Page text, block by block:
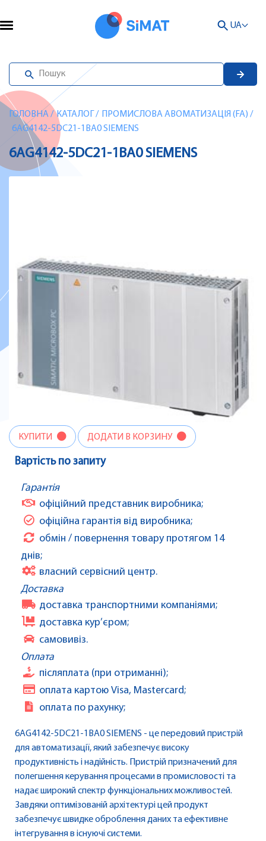
UA
ГОЛОВНА/ КАТАЛОГ / ПРОМИСЛОВА АВОМАТИЗАЦІЯ (FA) /
6AG4142-5DC21-1BA0 SIEMENS
6AG4142-5DC21-1BA0 SIEMENS
КУПИТИ ДОДАТИ В КОРЗИНУ
Вартість по запиту
Гарантія
офіційний представник виробника;
офіційна гарантія від виробника;
обмін / повернення товару протягом 14
днів;
власний сервісний центр.
Доставка
доставка транспортними компаніями;
доставка кур’єром;
самовивіз.
Оплата
післяплата (при отриманні);
оплата картою Visa, Mastercard;
оплата по рахунку;
6AG4142-5DC21-1BA0 SIEMENS - це передовий пристрій
для автоматизації, який забезпечує високу
продуктивність і надійність. Пристрій призначений для
полегшення керування процесами в промисловості та
надає широкий спектр функціональних можливостей.
Завдяки оптимізованій архітектурі цей продукт
забезпечує швидке оброблення даних та ефективне
інтегрування в існуючі системи.